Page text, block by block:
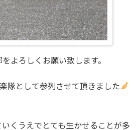
よろしくお願い致します。
隊として参列させて頂きました
くうえでとても生かせることが多